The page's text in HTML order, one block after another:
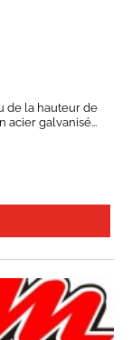
de la hauteur de
acier galvanisé...